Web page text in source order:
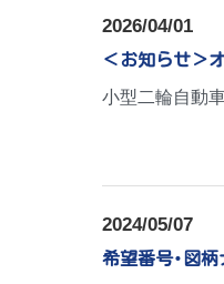
2026/04/01
＜お知らせ＞
小型二輪自動
2024/05/07
希望番号・図